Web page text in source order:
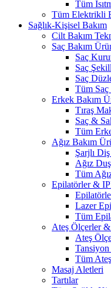
Tüm
Tüm Elektrikli
Sağlık-Kişisel Bakım
Cilt Bakım
Saç Bakım
Saç
Saç
Saç
Tüm Saç
Erkek Bakım
Tıraş
Saç &
Tüm
Ağız Bakım
Şarjlı Diş
Ağız
Tüm
Epilatörler &
Lazer
Tüm
Ateş Ölçerler
Ateş
Tüm
Masaj Aletleri
Tartılar